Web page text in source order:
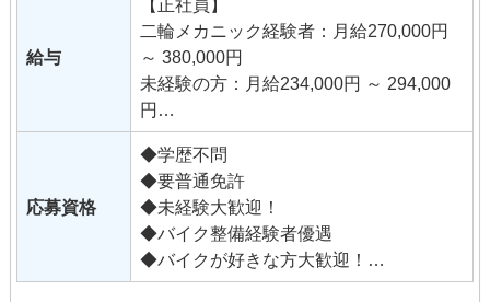
レアなバイクに出会えると店内の温度が
一気にあがる､そんなバイク好きが集まっ
ている会社です｡
■まだバイクの免許を持っていないが、
とにかくバイク大好き！ 仕事を通して成
長していきたい方なら問題ありません。
バイクの知識が無くても販売には自身が
す。
給与
【正社員】
二輪メカニック経験者：月給270,000円
～ 380,000円
未経験の方：月給234,000円 ～ 294,000
円
※固定残業代（39,000円 〜 70,000円/28
時間）を含む
時間外労働の有無にかかわらず、固定
残業代として支給し、
28時間を超える時間外労働は追加で支
給。
応募資格
◆学歴不問
◆要普通免許
◆未経験大歓迎！
◆バイク整備経験者優遇
◆バイクが好きな方大歓迎！
未経験の方：年齢制限あり（32歳以下）